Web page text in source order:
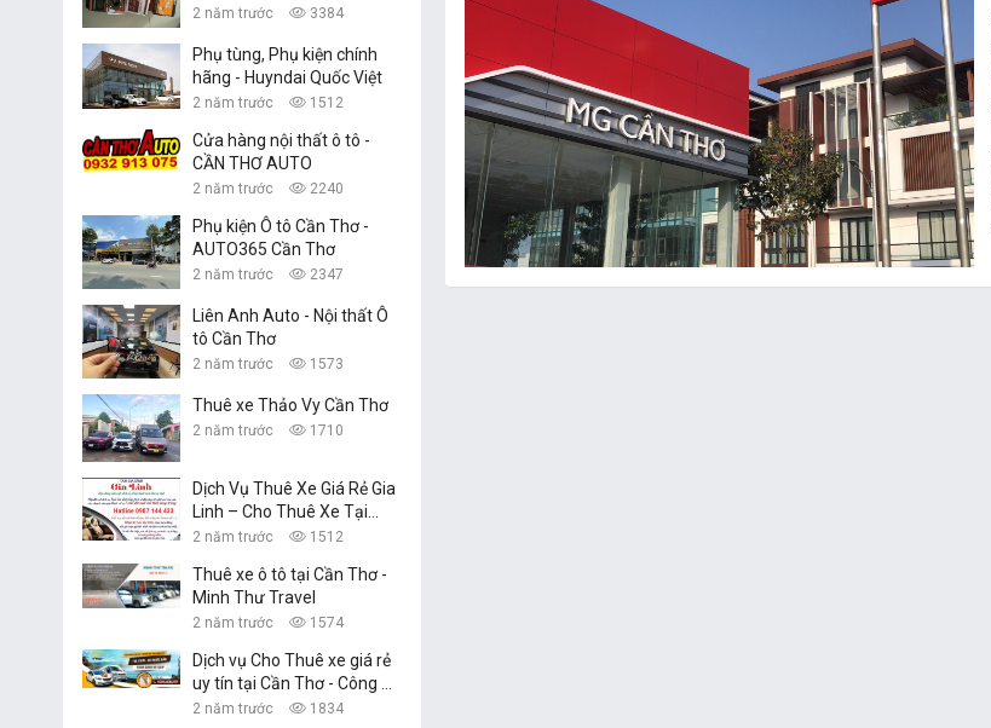
Parts
2 năm trước 3384
Phụ tùng, Phụ kiện chính
hãng - Huyndai Quốc Việt
2 năm trước 1512
Cửa hàng nội thất ô tô -
CẦN THƠ AUTO
2 năm trước 2240
Phụ kiện Ô tô Cần Thơ -
AUTO365 Cần Thơ
2 năm trước 2347
Liên Anh Auto - Nội thất Ô
tô Cần Thơ
2 năm trước 1573
Thuê xe Thảo Vy Cần Thơ
2 năm trước 1710
Dịch Vụ Thuê Xe Giá Rẻ Gia
Linh – Cho Thuê Xe Tại
Cần Thơ
2 năm trước 1512
Thuê xe ô tô tại Cần Thơ -
Minh Thư Travel
2 năm trước 1574
Dịch vụ Cho Thuê xe giá rẻ
uy tín tại Cần Thơ - Công Ty
TNHH Dịch Vụ Du Lịch
2 năm trước 1834